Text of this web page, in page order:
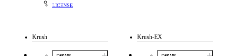
LICENSE
Krush Krush-EX